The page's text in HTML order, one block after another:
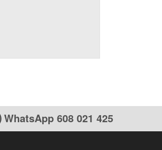
WhatsApp 608 021 425